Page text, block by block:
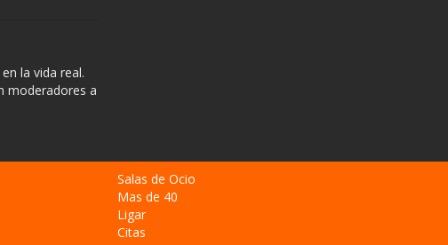
la vida real.
moderadores a
Salas de Ocio
Mas de 40
Ligar
Citas